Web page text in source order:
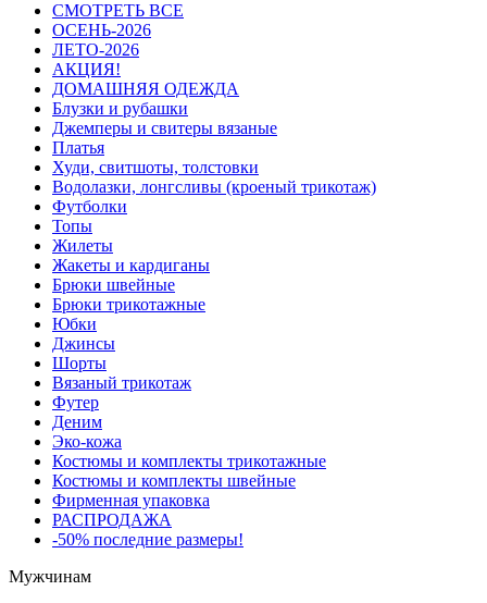
СМОТРЕТЬ ВСЕ
ОСЕНЬ-2026
ЛЕТО-2026
АКЦИЯ!
ДОМАШНЯЯ ОДЕЖДА
Блузки и рубашки
Джемперы и свитеры вязаные
Платья
Худи, свитшоты, толстовки
Водолазки, лонгсливы (кроеный трикотаж)
Футболки
Топы
Жилеты
Жакеты и кардиганы
Брюки швейные
Брюки трикотажные
Юбки
Джинсы
Шорты
Вязаный трикотаж
Футер
Деним
Эко-кожа
Костюмы и комплекты трикотажные
Костюмы и комплекты швейные
Фирменная упаковка
РАСПРОДАЖА
-50% последние размеры!
Мужчинам